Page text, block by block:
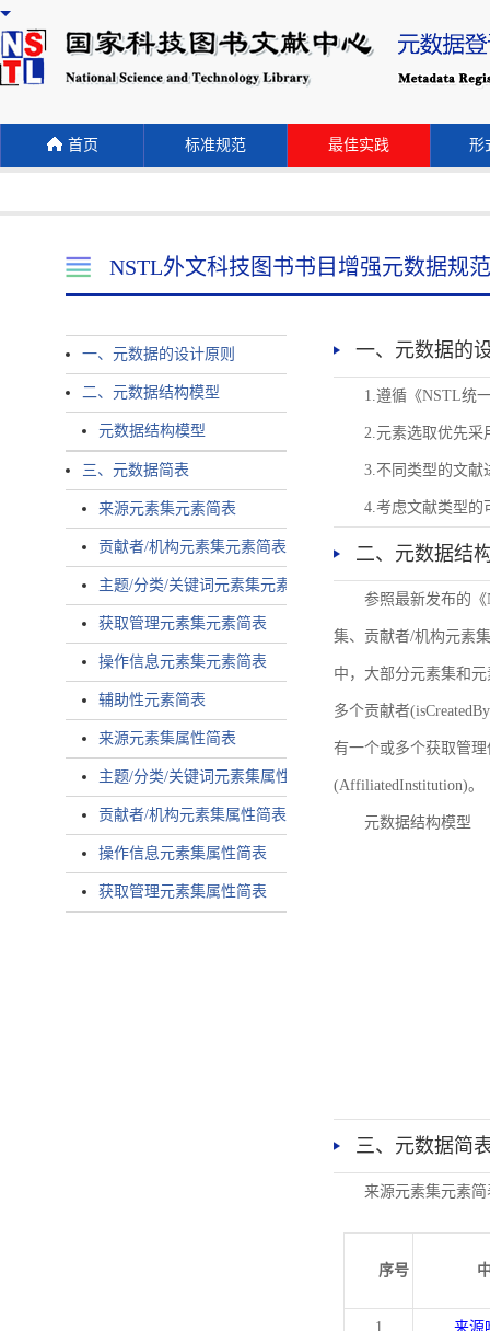
首页 标准规范 最佳实践 形
NSTL外文科技图书书目增强元数据规范
一、元数据的设计原则
二、元数据结构模型
元数据结构模型
三、元数据简表
来源元素集元素简表
贡献者/机构元素集元素简表
主题/分类/关键词元素集元素简表
获取管理元素集元素简表
操作信息元素集元素简表
辅助性元素简表
来源元素集属性简表
主题/分类/关键词元素集属性简表
贡献者/机构元素集属性简表
操作信息元素集属性简表
获取管理元素集属性简表
一、元数据的
1.遵循《NSTL统
2.元素选取优先采
3.不同类型的文献
4.考虑文献类型的
二、元数据结
参照最新发布的
集、贡献者/机构元素
中，大部分元素集和
多个贡献者
有一个或多个获取管理
(AffiliatedInstitution)。
元数据结构模型
三、元数据简
来源元素集元素简
序号
1 来源